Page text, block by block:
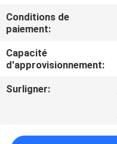
CONTRÔLE
DE
LA
QUALITÉ
Conditions de
paiement:
Capacité
d'approvisionnement:
Surligner: